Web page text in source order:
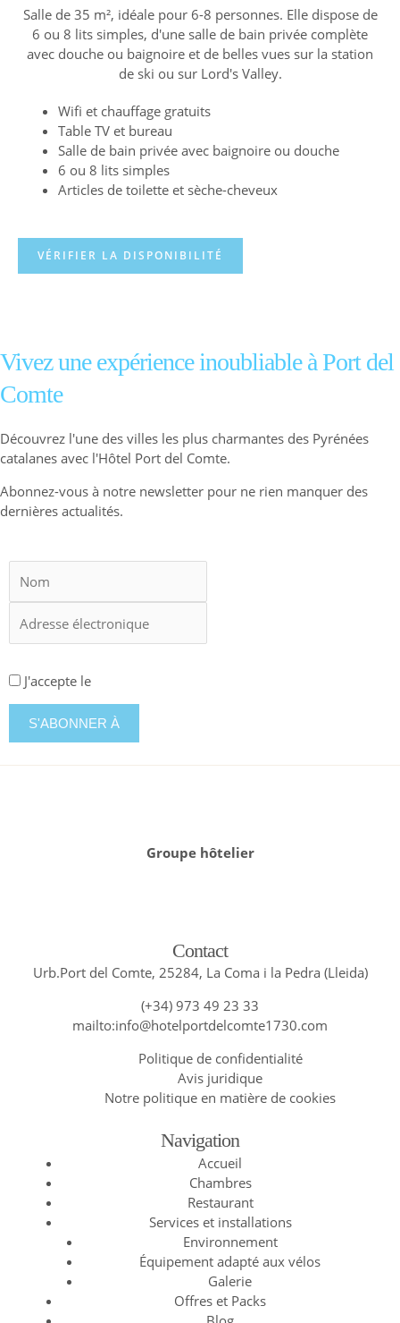
Salle de 35 m², idéale pour 6-8 personnes. Elle dispose de
6 ou 8 lits simples, d'une salle de bain privée complète
avec douche ou baignoire et de belles vues sur la station
de ski ou sur Lord's Valley.
Wifi et chauffage gratuits
Table TV et bureau
Salle de bain privée avec baignoire ou douche
6 ou 8 lits simples
Articles de toilette et sèche-cheveux
VÉRIFIER LA DISPONIBILITÉ
Vivez une expérience inoubliable à Port del
Comte
Découvrez l'une des villes les plus charmantes des Pyrénées
catalanes avec l'Hôtel Port del Comte.
Abonnez-vous à notre newsletter pour ne rien manquer des
dernières actualités.
J'accepte le
Groupe hôtelier
Contact
Urb.Port del Comte, 25284, La Coma i la Pedra (Lleida)
(+34) 973 49 23 33
mailto:info@hotelportdelcomte1730.com
Politique de confidentialité
Avis juridique
Notre politique en matière de cookies
Navigation
Accueil
Chambres
Restaurant
Services et installations
Environnement
Équipement adapté aux vélos
Galerie
Offres et Packs